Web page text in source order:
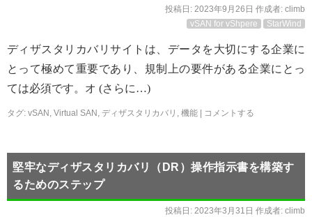
投稿日: 2023年9月26日 作成者: climb
vSAN for vShpere
StarWind
ディザスタリカバリサイトは、データを大切にする企業に
とって極めて重要であり、規制上の要件がある企業にとっ
ては必須です。オ (さらに…)
タグ: vSAN , Virtual SAN , ディザスタリカバリ , 機能 コメントする
堅牢なディザスタリカバリ（DR）操作指示書を構築す
るためのステップ
投稿日: 2023年3月31日 作成者: climb